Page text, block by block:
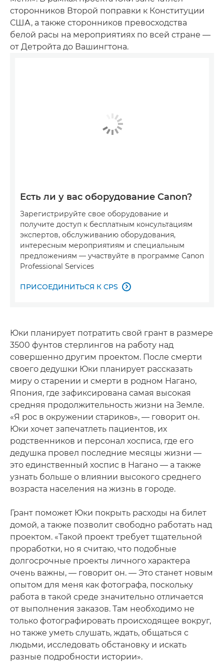
сторонников Второй поправки к Конституции
США, а также сторонников превосходства
белой расы на мероприятиях по всей стране —
от Детройта до Вашингтона.
Есть ли у вас оборудование Canon?
Зарегистрируйте свое оборудование и
получите доступ к бесплатным консультациям
экспертов, обслуживанию оборудования,
интересным мероприятиям и специальным
предложениям — участвуйте в программе Canon
Professional Services
ПРИСОЕДИНИТЬСЯ К CPS 
Юки планирует потратить свой грант в размере
3500 фунтов стерлингов на работу над
совершенно другим проектом. После смерти
своего дедушки Юки планирует рассказать
миру о старении и смерти в родном Нагано,
Япония, где зафиксирована самая высокая
средняя продолжительность жизни на Земле.
«Я рос в окружении стариков», — говорит он.
Юки хочет запечатлеть пациентов, их
родственников и персонал хосписа, где его
дедушка провел последние месяцы жизни —
это единственный хоспис в Нагано — а также
узнать больше о влиянии высокого среднего
возраста населения на жизнь в городе.
Грант поможет Юки покрыть расходы на билет
домой, а также позволит свободно работать над
проектом. «Такой проект требует тщательной
проработки, но я считаю, что подобные
долгосрочные проекты личного характера
очень важны, — говорит он. — Это станет новым
опытом для меня как фотографа, поскольку
работа в такой среде значительно отличается
от выполнения заказов. Там необходимо не
только фотографировать происходящее вокруг,
но также уметь слушать, ждать, общаться с
людьми, исследовать обстановку и искать
разные подробности истории».